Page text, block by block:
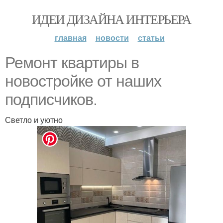
ИДЕИ ДИЗАЙНА ИНТЕРЬЕРА
главная новости статьи
Ремонт квартиры в
новостройке от наших
подписчиков.
Светло и уютно